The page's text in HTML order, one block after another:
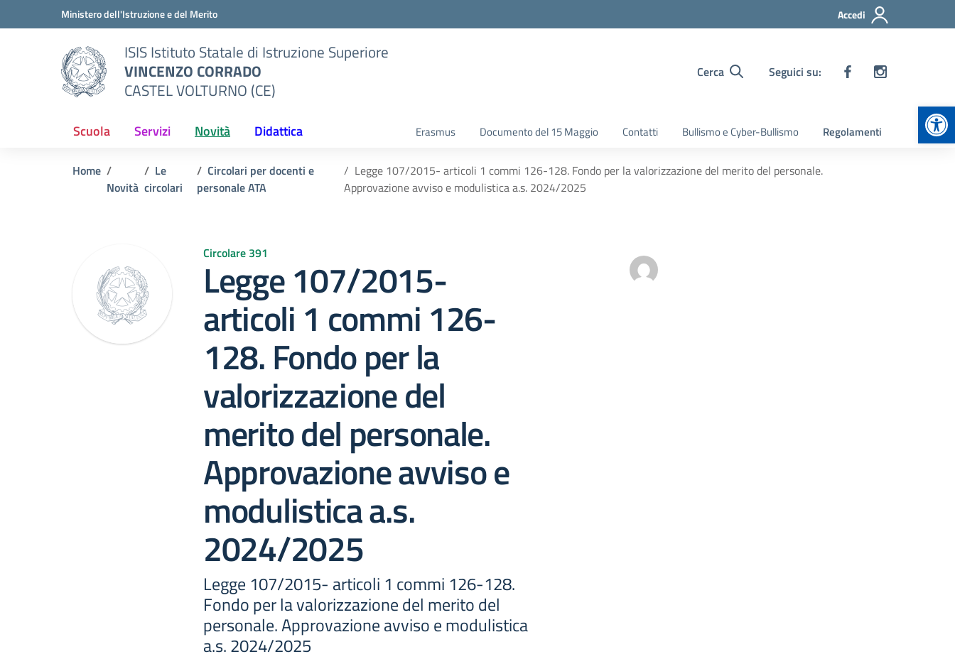
Vai ai contenuti
Vai al menu di navigazioneMinistero dell'Istruzione e del Merito Accedi
ISIS Istituto Statale di Istruzione Superiore
VINCENZO CORRADO
CASTEL VOLTURNO (CE)
Cerca Seguici su:
Scuola Servizi Novità Didattica Erasmus Documento del 15 Maggio Contatti Bullismo e Cyber-Bullismo Regolamenti
Home
Novità
Le
circolari
Circolari per docenti e
personale ATA
Legge 107/2015- articoli 1 commi 126-128. Fondo per la valorizzazione del merito del personale.
Approvazione avviso e modulistica a.s. 2024/2025
Circolare 391
Legge 107/2015-
articoli 1 commi 126-
128. Fondo per la
valorizzazione del
merito del personale.
Approvazione avviso e
modulistica a.s.
2024/2025
Legge 107/2015- articoli 1 commi 126-128.
Fondo per la valorizzazione del merito del
personale. Approvazione avviso e modulistica
a.s. 2024/2025